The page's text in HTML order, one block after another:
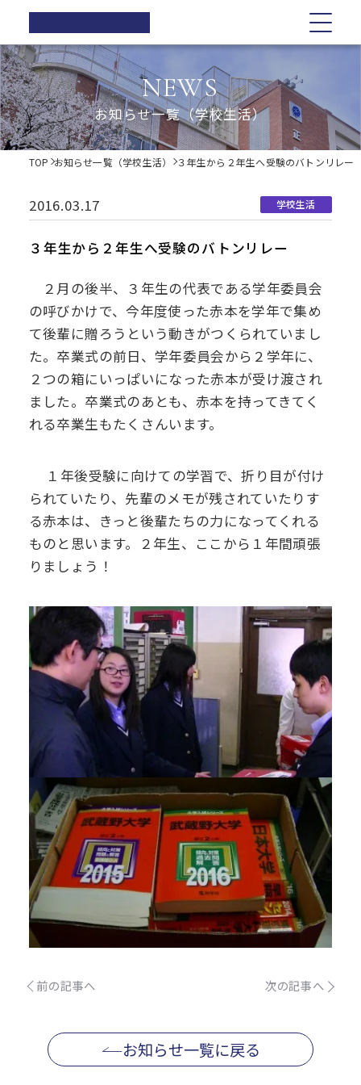
正則高等
学校
学校紹介
正則高等学校の3つの柱
校長ご挨拶
歴史・伝統
制服紹介
教育の特色
正則教育の全体図
学習指導
教科紹介
教育内容
生活指導
後援会
学校生活
年間行事
体育祭
学院祭
学習旅行
入試情報
オープンスクール・学校説明会
募集要項
Web出願について
入試Q&A
在校生の方へ
卒業生の方へ
各種証明書の発行
同窓会
学校紹介
正則高等学校の3つの柱
校長ご挨拶
教育の特色
正則教育の全体図
進路指導
進路実績
卒業生の声
PTA
後援会
学校生活
学習旅行
体験学習
学院祭特設ページ
Web出願について
入試Q&A
学費軽減・助成制度
卒業生の方へ
各種証明書の発行
同窓会
デジタルパンフレット
アクセス
NEWS
お知らせ一覧（学校生活）
TOP お知らせ一覧（学校生活） ３年生から２年生へ受験のバトンリレー
2016.03.17 学校生活
３年生から２年生へ受験のバトンリレー
２月の後半、３年生の代表である学年委員会
の呼びかけで、今年度使った赤本を学年で集め
て後輩に贈ろうという動きがつくられていまし
た。卒業式の前日、学年委員会から２学年に、
２つの箱にいっぱいになった赤本が受け渡され
ました。卒業式のあとも、赤本を持ってきてく
れる卒業生もたくさんいます。
１年後受験に向けての学習で、折り目が付け
られていたり、先輩のメモが残されていたりす
る赤本は、きっと後輩たちの力になってくれる
ものと思います。２年生、ここから１年間頑張
りましょう！
前の記事へ 次の記事へ
お知らせ一覧に戻る